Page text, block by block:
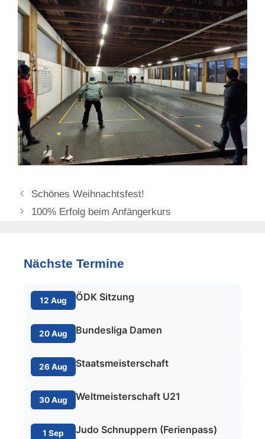
Schönes Weihnachtsfest!
100% Erfolg beim Anfängerkurs
Nächste Termine
12 Aug ÖDK Sitzung
20 Aug Bundesliga Damen
26 Aug Staatsmeisterschaft
30 Aug Weltmeisterschaft U21
1 Sep Judo Schnuppern (Ferienpass)